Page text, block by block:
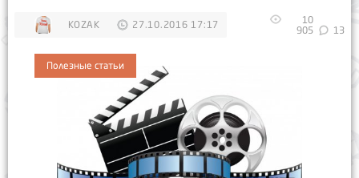
KOZAK 27.10.2016 17:17
10
905
13
Полезные статьи